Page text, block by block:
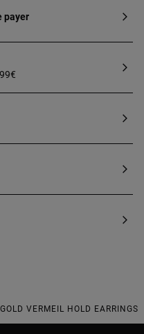
payer
VERMEIL HOLD EARRINGS